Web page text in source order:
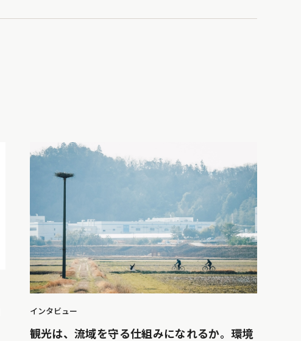
インタビュー
観光は、流域を守る仕組みになれるか。環境